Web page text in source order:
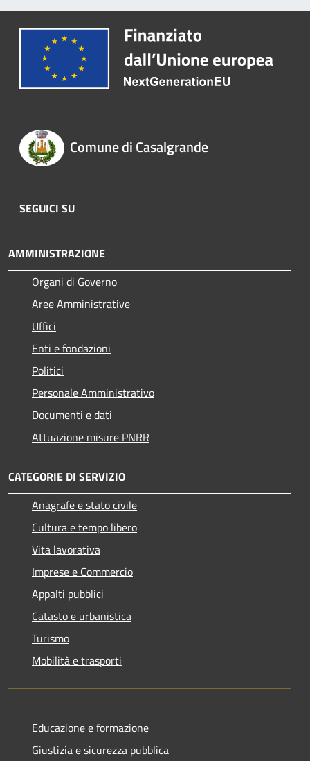
Comune di Casalgrande
SEGUICI SU
AMMINISTRAZIONE
Organi di Governo
Aree Amministrative
Uffici
Enti e fondazioni
Politici
Personale Amministrativo
Documenti e dati
Attuazione misure PNRR
CATEGORIE DI SERVIZIO
Anagrafe e stato civile
Cultura e tempo libero
Vita lavorativa
Imprese e Commercio
Appalti pubblici
Catasto e urbanistica
Turismo
Mobilità e trasporti
Educazione e formazione
Giustizia e sicurezza pubblica